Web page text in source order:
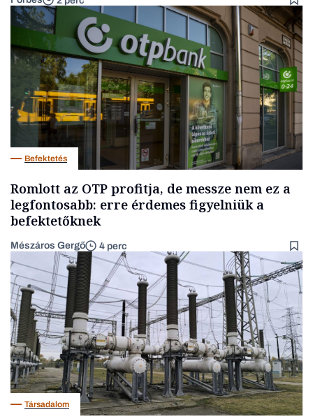
Befektetés
Romlott az OTP profitja, de messze nem ez a
legfontosabb: erre érdemes figyelniük a
befektetőknek
Mészáros Gergő 4 perc
Társadalom